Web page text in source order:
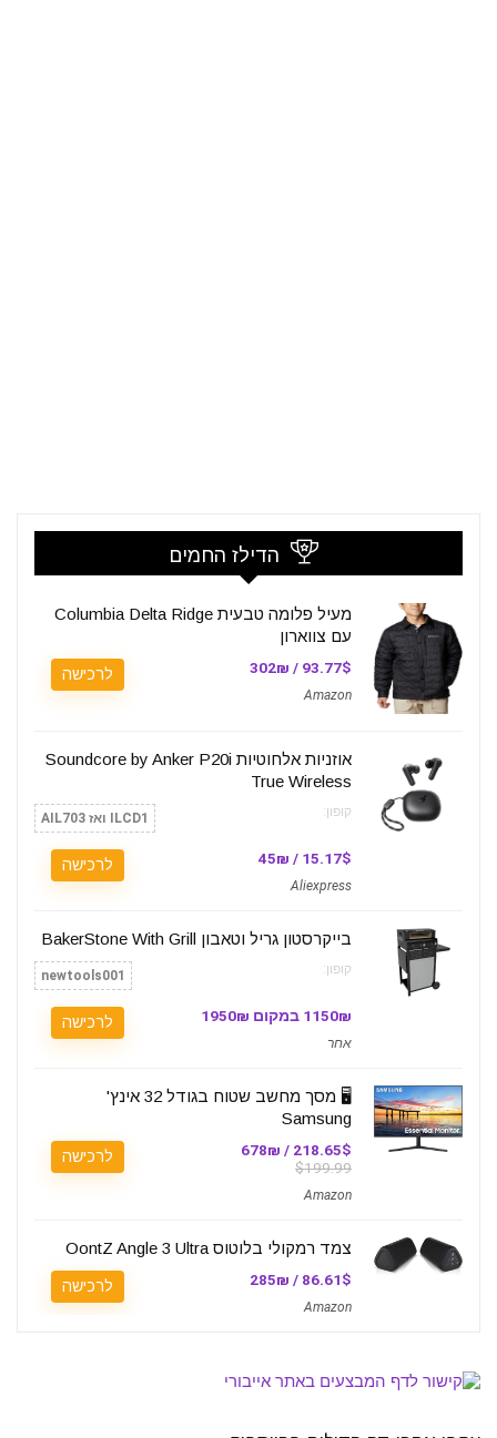
הדילז החמים
מעיל פלומה טבעית Columbia Delta Ridge
עם צווארון
93.77$ / 302₪
Amazon
לרכישה
אוזניות אלחוטיות Soundcore by Anker P20i
True Wireless
קופון: ILCD1 ואז AIL703
15.17$ / 45₪
Aliexpress
לרכישה
בייקרסטון גריל וטאבון BakerStone With Grill
קופון: newtools001
1150₪ במקום 1950₪
אחר
לרכישה
🖥️ מסך מחשב שטוח בגודל 32 אינץ'
Samsung
218.65$ / 678₪
$199.99
Amazon
לרכישה
צמד רמקולי בלוטוס OontZ Angle 3 Ultra
86.61$ / 285₪
Amazon
לרכישה